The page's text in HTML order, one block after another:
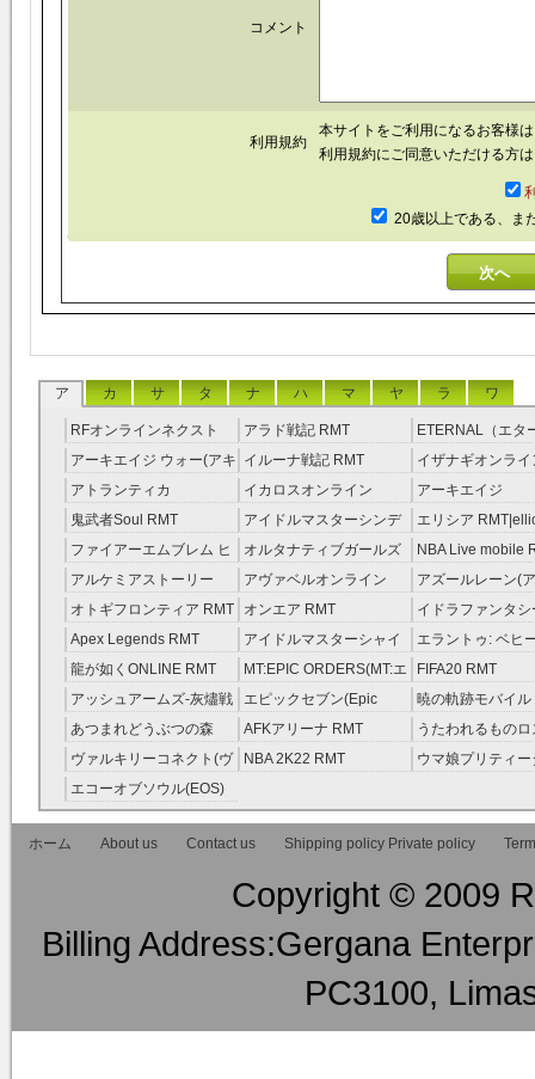
コメント
利用規約
本サイトをご利用になるお客様
利用規約にご同意いただける方
20歳以上である、ま
ア カ サ タ ナ ハ マ ヤ ラ ワ
RFオンラインネクスト
RMT
アラド戦記 RMT
ETERNAL（エタ
RMT
アーキエイジ ウォー(アキ
ウオ) RMT
イルーナ戦記 RMT
イザナギオンライ
アトランティカ
RMT|Atlantica RMT
イカロスオンライン
RMT（予約制）
アーキエイジ
RMT|ArcheAge
約制）
鬼武者Soul RMT
アイドルマスターシンデ
レラガールズ(モバマス)
RMT
エリシア
RMT
ファイアーエムブレム ヒ
ーローズ(FEヒーローズ)
RMT
オルタナティブガールズ
RMT
NBA Live mobile
アルケミアストーリー
（アルスト） RMT
アヴァベルオンライン
RMT
アズールレーン(
RMT
オトギフロンティア RMT オンエア RMT
イドラファンタシ
ーサーガ RMT
Apex Legends RMT
アイドルマスターシャイ
ニーカラーズ(シャニマス)
RMT
エラントゥ: ベヒ
ピリット RMT
龍が如くONLINE RMT
MT:EPIC ORDERS(MT:エ
ピック・オーダーズ)
RMT
FIFA20 RMT
アッシュアームズ‐灰燼戦
線 RMT
エピックセブン(Epic
Seven) RMT
暁の軌跡モバイル
伝説 ） RMT
あつまれどうぶつの森
RMT
AFKアリーナ RMT
うたわれるもの
ラグ(ロスフラ)
ヴァルキリーコネクト(ヴ
ァルコネ) RMT
NBA 2K22 RMT
ウマ娘プリティー
エコーオブソウル(EOS)
RMT
ホーム
About us Contact us Shipping policy Private policy
Copyright © 2009
Billing Address:Gergana
PC3100,